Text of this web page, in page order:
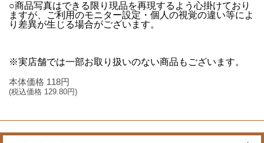
○商品写真はできる限り現品を再現するよう心掛けており
ますが、ご利用のモニター設定・個人の視覚の違い等によ
り差異が生じる場合がございます。
※実店舗では一部お取り扱いのない商品もございます。
本体価格 118円
(税込価格 129.80円)